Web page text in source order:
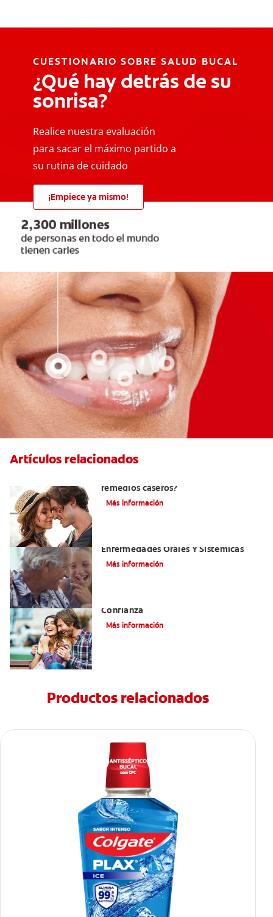
CUESTIONARIO SOBRE SALUD BUCAL
¿Qué hay detrás de su
sonrisa?
Realice nuestra evaluación
para sacar el máximo partido a
su rutina de cuidado
¡Empiece ya mismo!
Artículos relacionados
remedios caseros?
Más información
Enfermedades Orales Y Sistémicas
Más información
Confianza
Más información
Productos relacionados